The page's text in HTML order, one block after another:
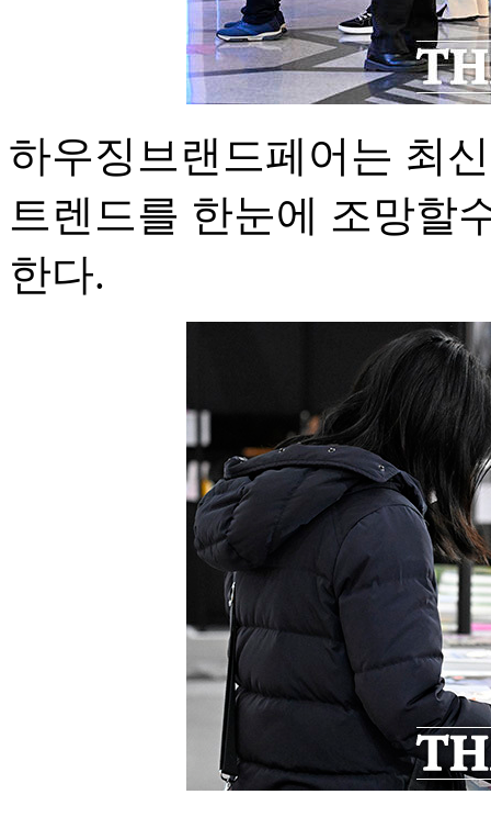
하우징브랜드페어는 최
트렌드를 한눈에 조망할
한다.